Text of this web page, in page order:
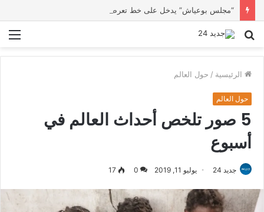
بحث
الرئيسية / حول العالم
حول العالم
5 صور تلخص أحداث العالم في
أسبوع
جديد 24 يوليو 11, 2019 0
17